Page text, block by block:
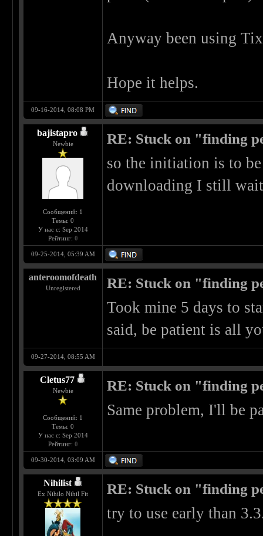
Anyway been using
Hope it helps.
09-16-2014, 08:08 PM
bajistapro
Newbie
Сообщений: 1
Темы: 0
У нас с: Sep 2014
Рейтинг: 0
RE: Stuck on "finding
so the initiation is to
downloading I still
09-25-2014, 05:39 AM
anteroomofdeath
Unregistered RE: Stuck on "finding
Took mine 5 days to
said, be patient is all
09-27-2014, 08:55 AM
Cletus77
Newbie
Сообщений: 1
Темы: 0
У нас с: Sep 2014
Рейтинг: 0
RE: Stuck on "finding
Same problem, I'll be
09-30-2014, 03:09 AM
Nihilist
Ex Nihilo Nihil Fit RE: Stuck on "finding
try to use early than